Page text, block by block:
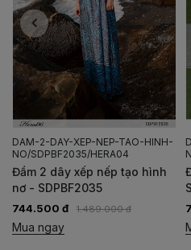
DAM-2-DAY-XEP-NEP-TAO-HINH-
NO/SDPBF2035/HERA04
Đầm 2 dây xếp nếp tạo hình
nơ - SDPBF2035
744.500 đ 1.489.000 đ
Mua ngay